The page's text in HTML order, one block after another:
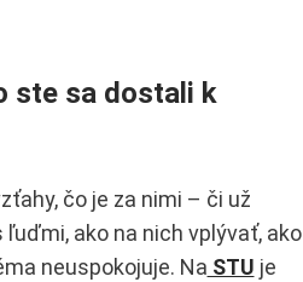
ste sa dostali k
čo je za nimi – či už
ako na nich vplývať, ako
neuspokojuje. Na STU je